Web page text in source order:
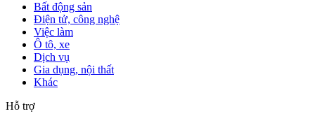
Bất động sản
Điện tử, công nghệ
Việc làm
Ô tô, xe
Dịch vụ
Gia dụng, nội thất
Khác
Hỗ trợ